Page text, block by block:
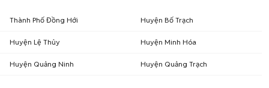
Thành Phố Đồng Hới Huyện Bố Trạch
Huyện Lệ Thủy Huyện Minh Hóa
Huyện Quảng Ninh Huyện Quảng Trạch